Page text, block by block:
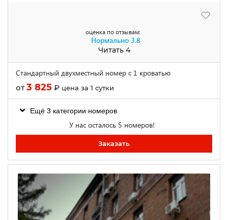
оценка по отзывам:
Нормально 3.8
Читать 4
Стандартный двухместный номер с 1 кроватью
от3 825 ₽ цена за 1 сутки
Ещё 3 категории номеров
У нас осталось 5 номеров!
Заказать